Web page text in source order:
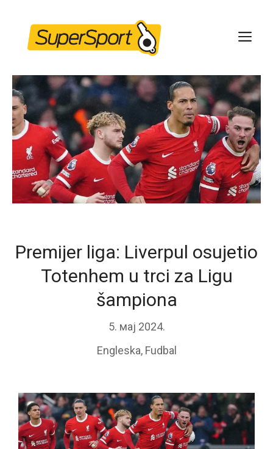
content
Premijer liga: Liverpul osujetio
Totenhem u trci za Ligu
šampiona
5. мај 2024.
Engleska, Fudbal